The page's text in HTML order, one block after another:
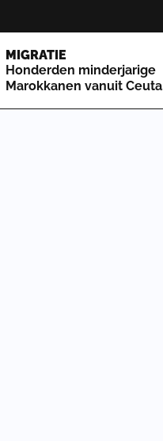
MIGRATIE
Honderden minderjarige
Marokkanen vanuit Ceuta